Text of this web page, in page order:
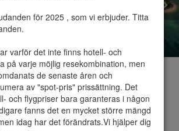
för 2025 , som vi erbjuder. Titta
varför det inte finns hotell- och
på varje möjlig resekombination, men
de senaste åren och
av "spot-pris" prissättning. Det
och flygpriser bara garanteras i någon
fanns det en mycket större mängd
idag har det förändrats.Vi hjälper dig